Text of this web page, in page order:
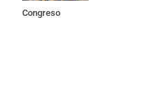
Congreso